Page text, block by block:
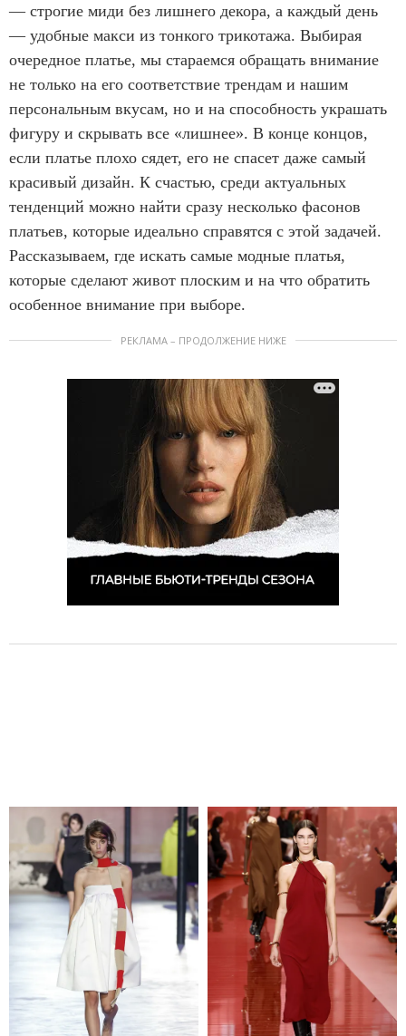
— строгие миди без лишнего декора, а каждый день
— удобные макси из тонкого трикотажа. Выбирая
очередное платье, мы стараемся обращать внимание
не только на его соответствие трендам и нашим
персональным вкусам, но и на способность украшать
фигуру и скрывать все «лишнее». В конце концов,
если платье плохо сядет, его не спасет даже самый
красивый дизайн. К счастью, среди актуальных
тенденций можно найти сразу несколько фасонов
платьев, которые идеально справятся с этой задачей.
Рассказываем, где искать самые модные платья,
которые сделают живот плоским и на что обратить
особенное внимание при выборе.
РЕКЛАМА – ПРОДОЛЖЕНИЕ НИЖЕ